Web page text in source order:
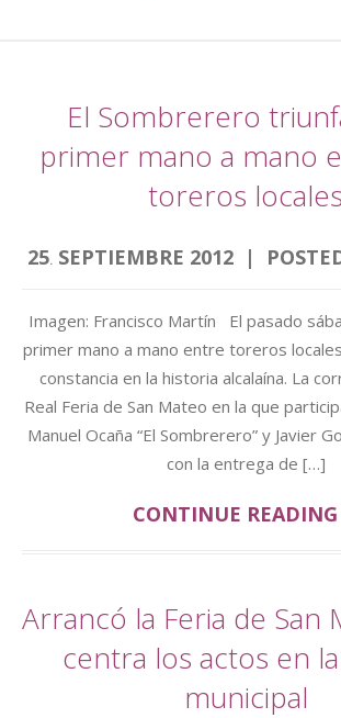
El Sombrerero
primer mano a mano
toreros locales
25. SEPTIEMBRE 2012
Imagen: Francisco Martín El pasado
primer mano a mano entre toreros
constancia en la historia alcalaína. La
Real Feria de San Mateo en la que
Manuel Ocaña “El Sombrerero” y Javier
con la entrega de […]
CONTINUE READING
Arrancó la Feria de San
centra los actos en
municipal